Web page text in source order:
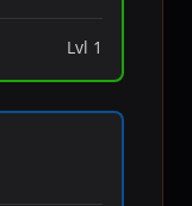
Lvl 1